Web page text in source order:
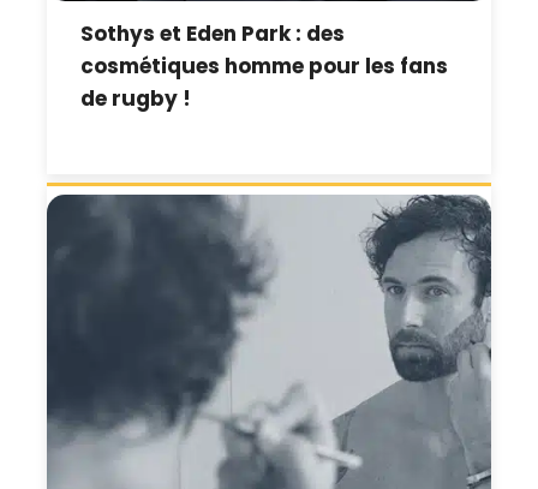
Sothys et Eden Park : des
cosmétiques homme pour les fans
de rugby !